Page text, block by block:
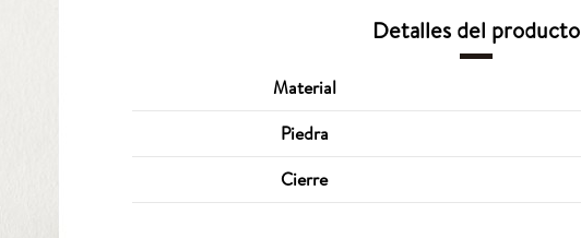
Detalles del producto
Material
Piedra
Cierre